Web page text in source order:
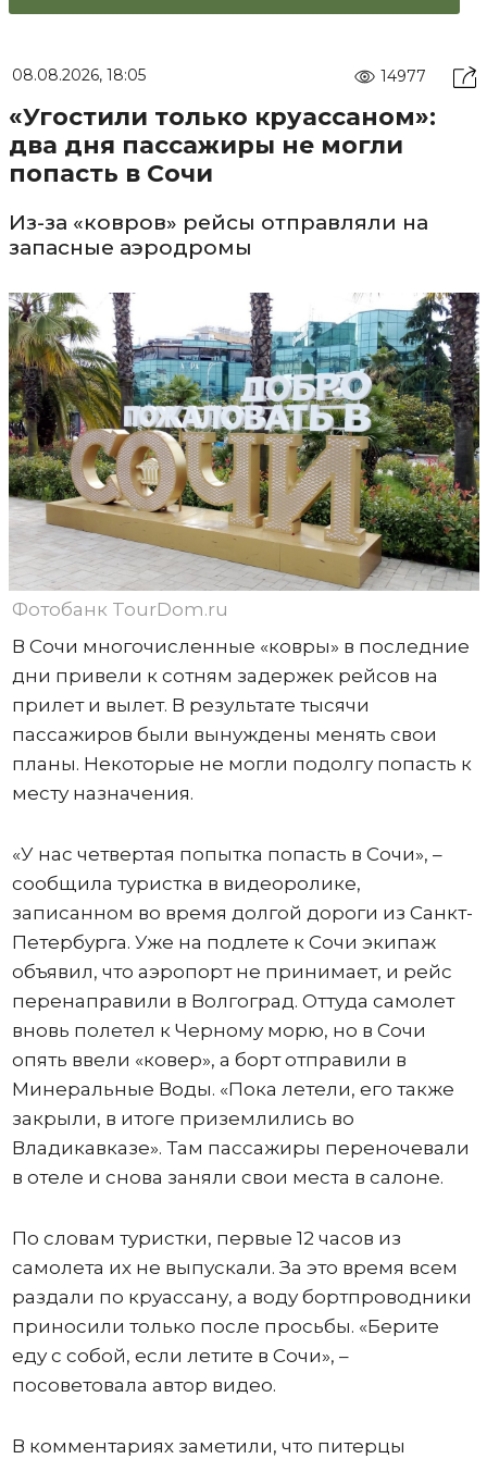
08.08.2026, 18:05 14977
«Угостили только круассаном»:
два дня пассажиры не могли
попасть в Сочи
Из-за «ковров» рейсы отправляли на
запасные аэродромы
Фотобанк TourDom.ru
В Сочи многочисленные «ковры» в последние
дни привели к сотням задержек рейсов на
прилет и вылет. В результате тысячи
пассажиров были вынуждены менять свои
планы. Некоторые не могли подолгу попасть к
месту назначения.
«У нас четвертая попытка попасть в Сочи», –
сообщила туристка в видеоролике,
записанном во время долгой дороги из Санкт-
Петербурга. Уже на подлете к Сочи экипаж
объявил, что аэропорт не принимает, и рейс
перенаправили в Волгоград. Оттуда самолет
вновь полетел к Черному морю, но в Сочи
опять ввели «ковер», а борт отправили в
Минеральные Воды. «Пока летели, его также
закрыли, в итоге приземлились во
Владикавказе». Там пассажиры переночевали
в отеле и снова заняли свои места в салоне.
По словам туристки, первые 12 часов из
самолета их не выпускали. За это время всем
раздали по круассану, а воду бортпроводники
приносили только после просьбы. «Берите
еду с собой, если летите в Сочи», –
посоветовала автор видео.
В комментариях заметили, что питерцы